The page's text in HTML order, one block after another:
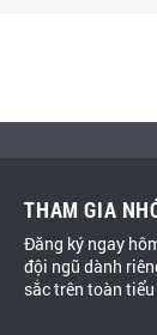
THAM GIA
Đăng ký ngay
đội ngũ dành
sắc trên toàn